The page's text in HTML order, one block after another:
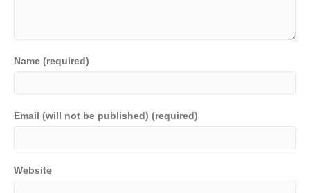
Name (required)
Email (will not be published) (required)
Website